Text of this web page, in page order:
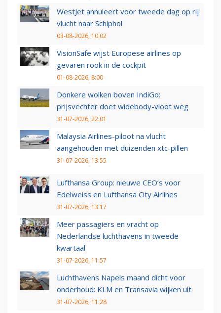
WestJet annuleert voor tweede dag op rij
vlucht naar Schiphol
03-08-2026, 10:02
VisionSafe wijst Europese airlines op
gevaren rook in de cockpit
01-08-2026, 8:00
Donkere wolken boven IndiGo:
prijsvechter doet widebody-vloot weg
31-07-2026, 22:01
Malaysia Airlines-piloot na vlucht
aangehouden met duizenden xtc-pillen
31-07-2026, 13:55
Lufthansa Group: nieuwe CEO’s voor
Edelweiss en Lufthansa City Airlines
31-07-2026, 13:17
Meer passagiers en vracht op
Nederlandse luchthavens in tweede
kwartaal
31-07-2026, 11:57
Luchthavens Napels maand dicht voor
onderhoud: KLM en Transavia wijken uit
31-07-2026, 11:28